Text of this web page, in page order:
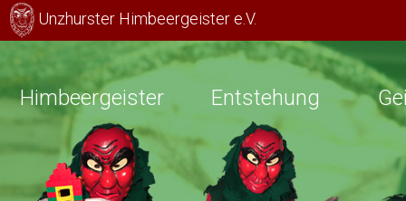
Unzhurster Himbeergeister e.V.
Himbeergeister Entstehung